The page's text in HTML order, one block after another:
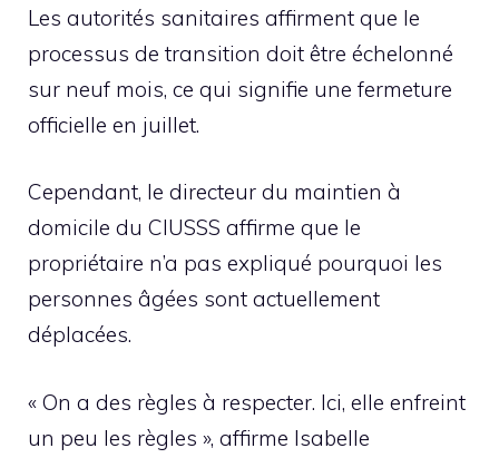
Les autorités sanitaires affirment que le
processus de transition doit être échelonné
sur neuf mois, ce qui signifie une fermeture
officielle en juillet.
Cependant, le directeur du maintien à
domicile du CIUSSS affirme que le
propriétaire n’a pas expliqué pourquoi les
personnes âgées sont actuellement
déplacées.
« On a des règles à respecter. Ici, elle enfreint
un peu les règles », affirme Isabelle